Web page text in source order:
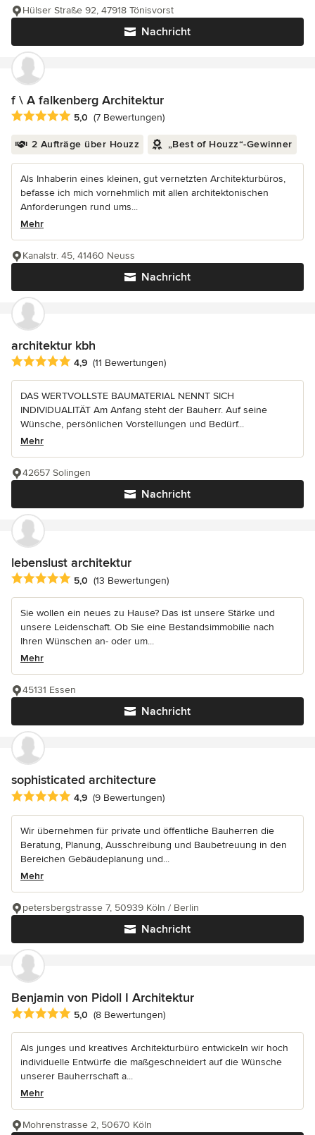
Nachricht
Hülser Straße 92, 47918 Tönisvorst
f \ A falkenberg Architektur
Durchschnittliche Bewertung: 5 von 5 Sternen
5,0 (7 Bewertungen)
2 Aufträge über Houzz „Best of Houzz“-Gewinner
Als Inhaberin eines kleinen, gut vernetzten Architekturbüros,
befasse ich mich vornehmlich mit allen architektonischen
Anforderungen rund ums...
Mehr
Nachricht
Kanalstr. 45, 41460 Neuss
architektur kbh
Durchschnittliche Bewertung: 4.9 von 5 Sternen
4,9 (11 Bewertungen)
DAS WERTVOLLSTE BAUMATERIAL NENNT SICH
INDIVIDUALITÄT Am Anfang steht der Bauherr. Auf seine
Wünsche, persönlichen Vorstellungen und Bedürf...
Mehr
Nachricht
42657 Solingen
lebenslust architektur
Durchschnittliche Bewertung: 5 von 5 Sternen
5,0 (13 Bewertungen)
Sie wollen ein neues zu Hause? Das ist unsere Stärke und
unsere Leidenschaft. Ob Sie eine Bestandsimmobilie nach
Ihren Wünschen an- oder um...
Mehr
Nachricht
45131 Essen
sophisticated architecture
Durchschnittliche Bewertung: 4.9 von 5 Sternen
4,9 (9 Bewertungen)
Wir übernehmen für private und öffentliche Bauherren die
Beratung, Planung, Ausschreibung und Baubetreuung in den
Bereichen Gebäudeplanung und...
Mehr
Nachricht
petersbergstrasse 7, 50939 Köln / Berlin
Benjamin von Pidoll I Architektur
Durchschnittliche Bewertung: 5 von 5 Sternen
5,0 (8 Bewertungen)
Als junges und kreatives Architekturbüro entwickeln wir hoch
individuelle Entwürfe die maßgeschneidert auf die Wünsche
unserer Bauherrschaft a...
Mehr
Mohrenstrasse 2, 50670 Köln